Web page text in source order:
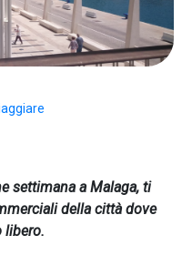
settimana a Malaga, ti
della città dove
libero.